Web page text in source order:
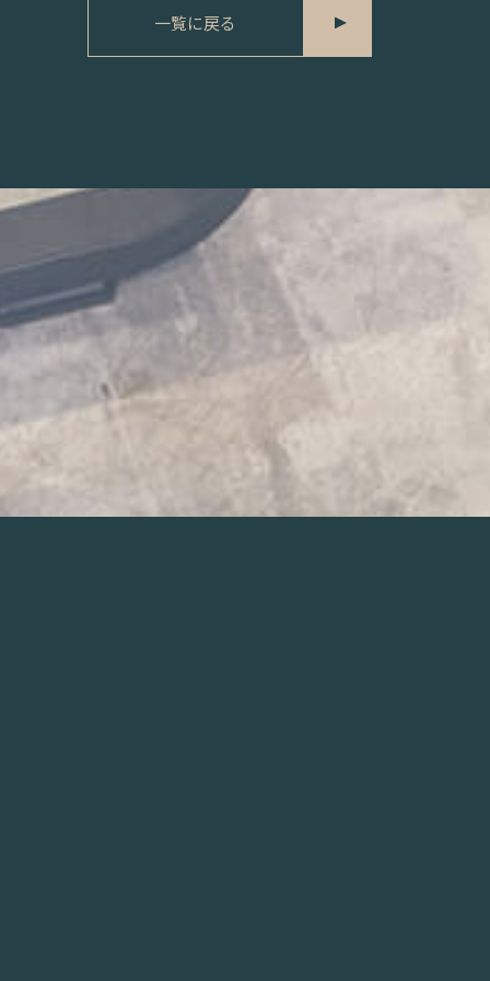
一覧に戻る